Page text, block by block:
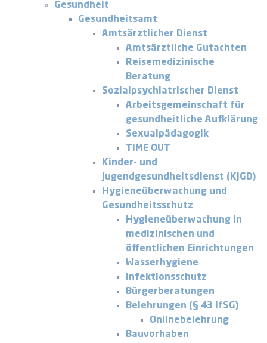
Gesundheit
Gesundheitsamt
Amtsärztlicher Dienst
Amtsärztliche Gutachten
Reisemedizinische
Beratung
Sozialpsychiatrischer Dienst
Arbeitsgemeinschaft für
gesundheitliche Aufklärung
Sexualpädagogik
TIME OUT
Kinder- und
Jugendgesundheitsdienst (KJGD)
Hygieneüberwachung und
Gesundheitsschutz
Hygieneüberwachung in
medizinischen und
öffentlichen Einrichtungen
Wasserhygiene
Infektionsschutz
Bürgerberatungen
Belehrungen (§ 43 IfSG)
Onlinebelehrung
Bauvorhaben